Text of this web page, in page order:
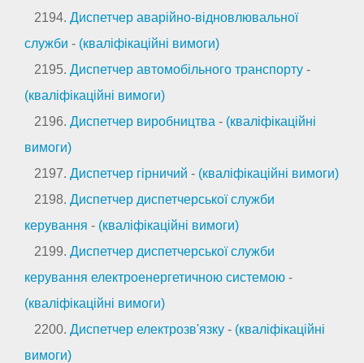
2194. Диспетчер аварійно-відновлювальної
служби - (кваліфікаційні вимоги)
2195. Диспетчер автомобільного транспорту -
(кваліфікаційні вимоги)
2196. Диспетчер виробництва - (кваліфікаційні
вимоги)
2197. Диспетчер гірничий - (кваліфікаційні вимоги)
2198. Диспетчер диспетчерської служби
керування - (кваліфікаційні вимоги)
2199. Диспетчер диспетчерської служби
керування електроенергетичною системою -
(кваліфікаційні вимоги)
2200. Диспетчер електрозв'язку - (кваліфікаційні
вимоги)